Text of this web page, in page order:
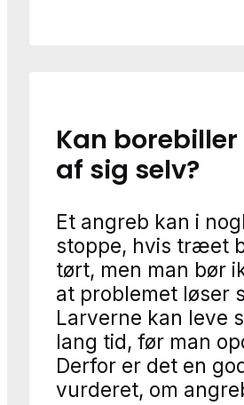
Kan
af sig selv?
Et angreb kan i
stoppe, hvis træet
tørt, men man bør
at problemet løser
Larverne kan leve
lang tid, før man
Derfor er det en
vurderet, om